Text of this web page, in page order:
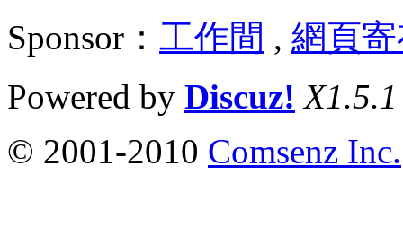
Sponsor： 工作間 , 網頁
Powered by Discuz! X1.5.1
© 2001-2010 Comsenz Inc.